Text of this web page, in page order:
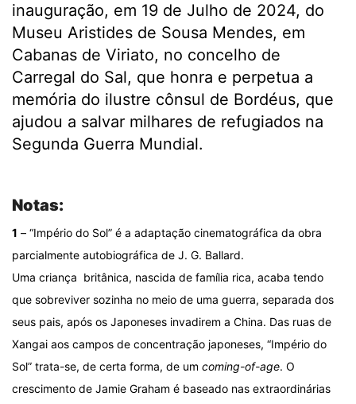
inauguração, em 19 de Julho de 2024, do
Museu Aristides de Sousa Mendes, em
Cabanas de Viriato, no concelho de
Carregal do Sal, que honra e perpetua a
memória do ilustre cônsul de Bordéus, que
ajudou a salvar milhares de refugiados na
Segunda Guerra Mundial.
Notas:
1 – “Império do Sol” é a adaptação cinematográfica da obra
parcialmente autobiográfica de J. G. Ballard.
Uma criança britânica, nascida de família rica, acaba tendo
que sobreviver sozinha no meio de uma guerra, separada dos
seus pais, após os Japoneses invadirem a China. Das ruas de
Xangai aos campos de concentração japoneses, “Império do
Sol” trata-se, de certa forma, de um coming-of-age. O
crescimento de Jamie Graham é baseado nas extraordinárias